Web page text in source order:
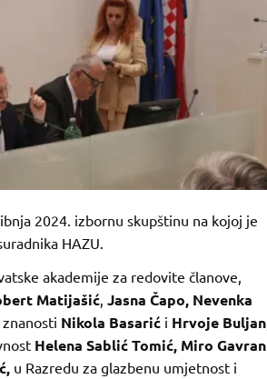
2024. izbornu skupštinu na kojoj je
HAZU.
akademije za redovite članove,
Matijašić, Jasna Čapo, Nevenka
Nikola Basarići Hrvoje Buljan,
Helena Sablić Tomić, Miro Gavran
u Razredu za glazbenu umjetnost i